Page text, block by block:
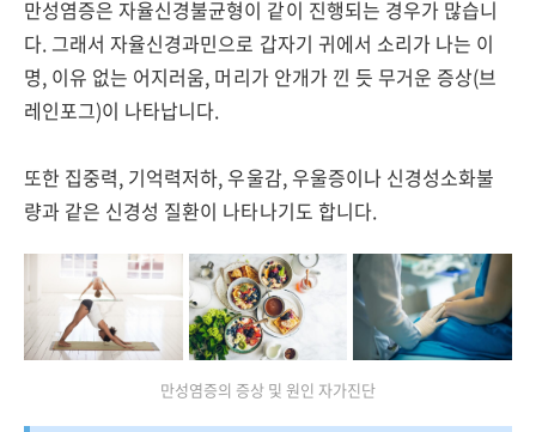
만성염증은 자율신경불균형이 같이 진행되는 경우가 많습니
다. 그래서 자율신경과민으로 갑자기 귀에서 소리가 나는 이
명, 이유 없는 어지러움, 머리가 안개가 낀 듯 무거운 증상(브
레인포그)이 나타납니다.
또한 집중력, 기억력저하, 우울감, 우울증이나 신경성소화불
량과 같은 신경성 질환이 나타나기도 합니다.
만성염증의 증상 및 원인 자가진단